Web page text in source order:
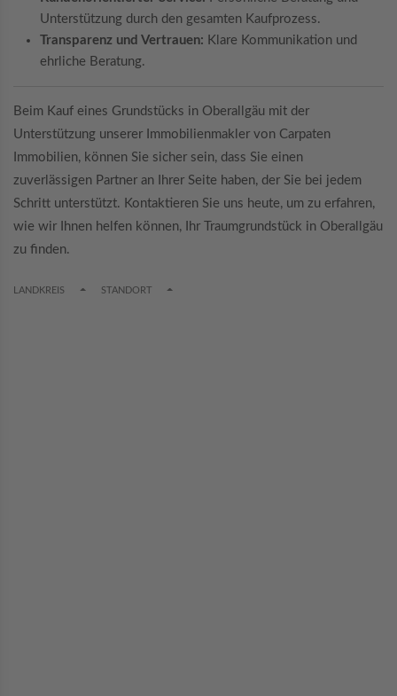
Unterstützung durch den gesamten Kaufprozess.
Transparenz und Vertrauen: Klare Kommunikation und
ehrliche Beratung.
Beim Kauf eines Grundstücks in Oberallgäu mit der
Unterstützung unserer Immobilienmakler von Carpaten
Immobilien, können Sie sicher sein, dass Sie einen
zuverlässigen Partner an Ihrer Seite haben, der Sie bei jedem
Schritt unterstützt. Kontaktieren Sie uns heute, um zu erfahren,
wie wir Ihnen helfen können, Ihr Traumgrundstück in Oberallgäu
zu finden.
LANDKREIS TOGGLE DROPDOWN
STANDORT TOGGLE DROPDOWN